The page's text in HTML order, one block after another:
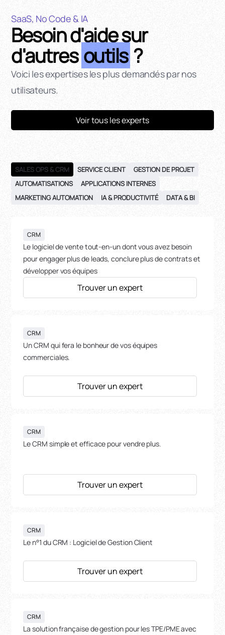
SaaS, No Code & IA
Besoin d'aide sur
d'autresoutils ?
Voici les expertises les plus demandés par nos
utilisateurs.
Voir tous les experts
SALES OPS & CRM SERVICE CLIENT
GESTION DE PROJET
AUTOMATISATIONS
APPLICATIONS INTERNES
MARKETING AUTOMATION
IA & PRODUCTIVITÉ DATA & BI
CRM
Le logiciel de vente tout-en-un dont vous avez besoin
pour engager plus de leads, conclure plus de contrats et
développer vos équipes
Trouver un expert
CRM
Un CRM qui fera le bonheur de vos équipes
commerciales.
Trouver un expert
CRM
Le CRM simple et efficace pour vendre plus.
Trouver un expert
CRM
Le n°1 du CRM : Logiciel de Gestion Client
Trouver un expert
CRM
La solution française de gestion pour les TPE/PME avec